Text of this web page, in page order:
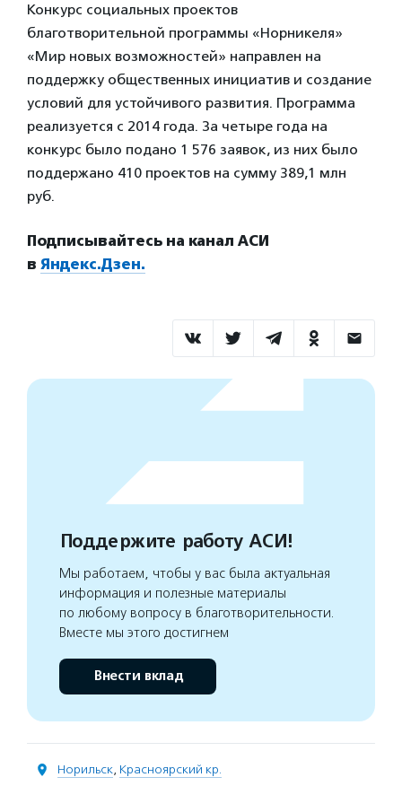
Конкурс социальных проектов
благотворительной программы «Норникеля»
«Мир новых возможностей» направлен на
поддержку общественных инициатив и создание
условий для устойчивого развития. Программа
реализуется с 2014 года. За четыре года на
конкурс было подано 1 576 заявок, из них было
поддержано 410 проектов на сумму 389,1 млн
руб.
Подписывайтесь на канал АСИ
в Яндекс.Дзен.
Поддержите работу АСИ!
Мы работаем, чтобы у вас была актуальная
информация и полезные материалы
по любому вопросу в благотворительности.
Вместе мы этого достигнем
Внести вклад
Норильск, Красноярский кр.